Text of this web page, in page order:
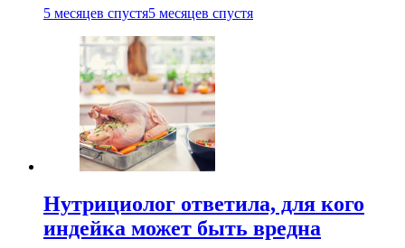
5 месяцев спустя5 месяцев спустя
Нутрициолог ответила, для кого
индейка может быть вредна